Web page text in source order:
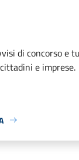
di concorso e
e imprese.